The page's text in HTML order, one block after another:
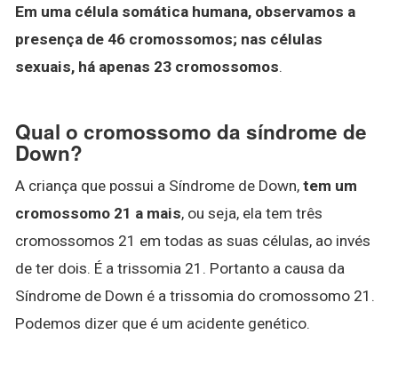
Em uma célula somática humana, observamos a
presença de 46 cromossomos; nas células
sexuais, há apenas 23 cromossomos.
Qual o cromossomo da síndrome de
Down?
A criança que possui a Síndrome de Down, tem um
cromossomo 21 a mais, ou seja, ela tem três
cromossomos 21 em todas as suas células, ao invés
de ter dois. É a trissomia 21. Portanto a causa da
Síndrome de Down é a trissomia do cromossomo 21.
Podemos dizer que é um acidente genético.